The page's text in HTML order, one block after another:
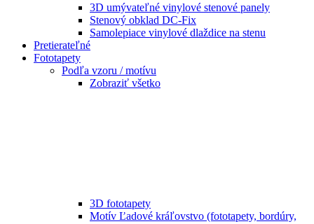
3D umývateľné vinylové stenové panely
Stenový obklad DC-Fix
Samolepiace vinylové dlaždice na stenu
Pretierateľné
Fototapety
Podľa vzoru / motívu
Zobraziť všetko
3D fototapety
Motív Ľadové kráľovstvo (fototapety, bordúry,